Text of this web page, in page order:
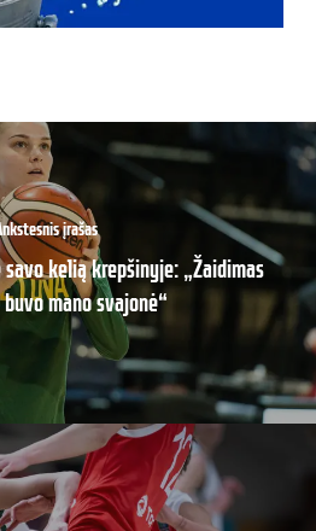
įrašas
kelią krepšinyje: „Žaidimas
mano svajonė“